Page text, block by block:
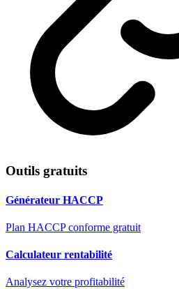
Outils gratuits
Générateur HACCP
Plan HACCP conforme gratuit
Calculateur rentabilité
Analysez votre profitabilité